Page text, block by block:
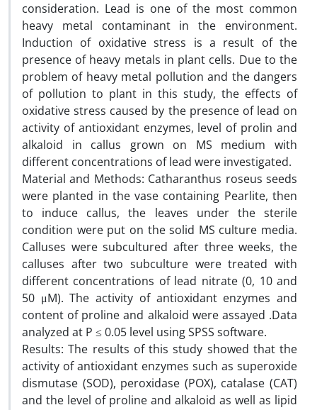
consideration. Lead is one of the most common
heavy metal contaminant in the environment.
Induction of oxidative stress is a result of the
presence of heavy metals in plant cells. Due to the
problem of heavy metal pollution and the dangers
of pollution to plant in this study, the effects of
oxidative stress caused by the presence of lead on
activity of antioxidant enzymes, level of prolin and
alkaloid in callus grown on MS medium with
different concentrations of lead were investigated.
Material and Methods: Catharanthus roseus seeds
were planted in the vase containing Pearlite, then
to induce callus, the leaves under the sterile
condition were put on the solid MS culture media.
Calluses were subcultured after three weeks, the
calluses after two subculture were treated with
different concentrations of lead nitrate (0, 10 and
50 μM). The activity of antioxidant enzymes and
content of proline and alkaloid were assayed .Data
analyzed at P ≤ 0.05 level using SPSS software.
Results: The results of this study showed that the
activity of antioxidant enzymes such as superoxide
dismutase (SOD), peroxidase (POX), catalase (CAT)
and the level of proline and alkaloid as well as lipid